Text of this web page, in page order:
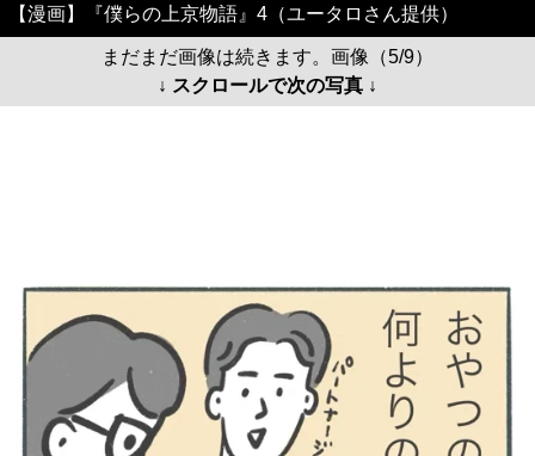
【漫画】『僕らの上京物語』4（ユータロさん提供）
まだまだ画像は続きます。画像（5/9）
↓ スクロールで次の写真 ↓